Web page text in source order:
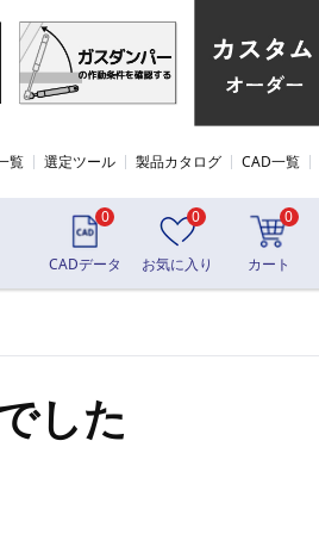
覧 選定ツール 製品カタログ CAD一覧
0
CADデータ
0
お気に入り
0
カート
した